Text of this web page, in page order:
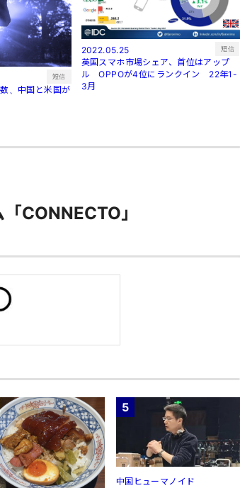
短信
、中国と米国が
2022.05.25 短信
英国スマホ市場シェア、首位はアップ
ル OPPOが4位にランクイン 22年1-
3月
CONNECTO」
5
中国ヒューマノイド